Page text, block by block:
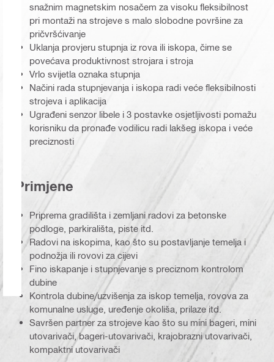
snažnim magnetskim nosačem za visoku fleksibilnost
pri montaži na strojeve s malo slobodne površine za
pričvršćivanje
Uklanja provjeru stupnja iz rova ili iskopa, čime se
povećava produktivnost strojara i stroja
Vrlo svijetla oznaka stupnja
Načini rada stupnjevanja i iskopa radi veće fleksibilnosti
strojeva i aplikacija
Ugrađeni senzor libele i 3 postavke osjetljivosti pomažu
korisniku da pronađe vodilicu radi lakšeg iskopa i veće
preciznosti
Primjene
Priprema gradilišta i zemljani radovi za betonske
podloge, parkirališta, piste itd.
Radovi na iskopima, kao što su postavljanje temelja i
podnožja ili rovovi za cijevi
Fino iskapanje i stupnjevanje s preciznom kontrolom
dubine
Kontrola dubine/uzvišenja za iskop temelja, rovova za
komunalne usluge, uređenje okoliša, prilaze itd.
Savršen partner za strojeve kao što su mini bageri, mini
utovarivači, bageri-utovarivači, krajobrazni utovarivači,
kompaktni utovarivači